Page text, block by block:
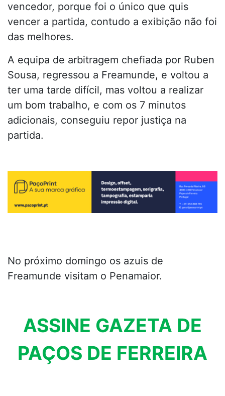
vencedor, porque foi o único que quis
vencer a partida, contudo a exibição não foi
das melhores.
A equipa de arbitragem chefiada por Ruben
Sousa, regressou a Freamunde, e voltou a
ter uma tarde difícil, mas voltou a realizar
um bom trabalho, e com os 7 minutos
adicionais, conseguiu repor justiça na
partida.
No próximo domingo os azuis de
Freamunde visitam o Penamaior.
ASSINE GAZETA DE
PAÇOS DE FERREIRA